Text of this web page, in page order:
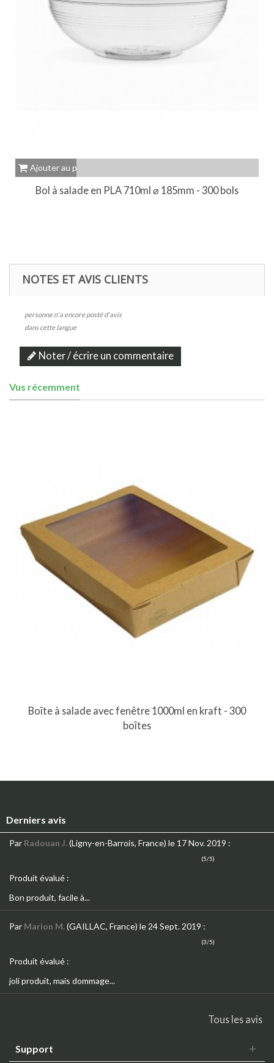
Ajouter au panier
Bol à salade en PLA 710ml ⌀ 185mm - 300 bols
NOTES ET AVIS CLIENTS
personne n'a encore posté d'avis
dans cette langue
Noter / écrire un commentaire
Vus récemment
Boîte à salade avec fenêtre 1000ml en kraft - 300
boîtes
Derniers avis
Par Radouan J.(Ligny-en-Barrois, France) le 17 Nov. 2019 :
(5/5)
Produit évalué :
Bon produit, facile à...
Par Marion M.(GAILLAC, France) le 24 Sept. 2019 :
(3/5)
Produit évalué :
joli produit, mais dommage...
Tous les avis
Support